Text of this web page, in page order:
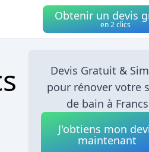
Obtenir un devis
en 2 clics
Devis Gratuit &
pour rénover votre
de bain à Francs
J'obtiens mon
maintenant